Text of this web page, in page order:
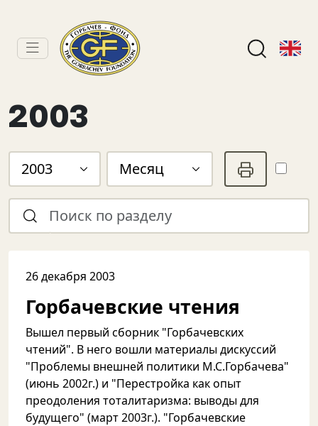
2003
2003 Месяц
26 декабря 2003
Горбачевские чтения
Вышел первый сборник "Горбачевских
чтений". В него вошли материалы дискуссий
"Проблемы внешней политики М.С.Горбачева"
(июнь 2002г.) и "Перестройка как опыт
преодоления тоталитаризма: выводы для
будущего" (март 2003г.). "Горбачевские